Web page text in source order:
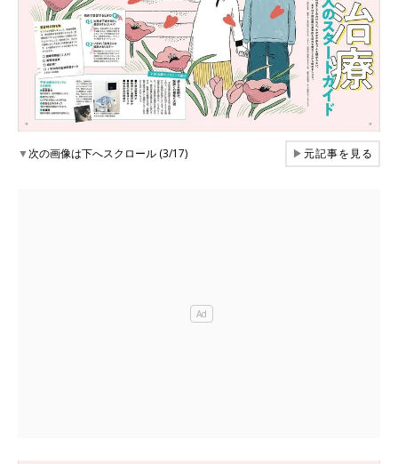
▼次の画像は下へスクロール (3/17) ▶元記事を見る